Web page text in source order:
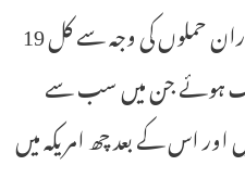
علیحدہ طور پر، اس عرصے کے دوران حملوں کی وجہ سے کل 19
ہوئے جن میں سب سے
اور اس کے بعد چھ امریکہ میں